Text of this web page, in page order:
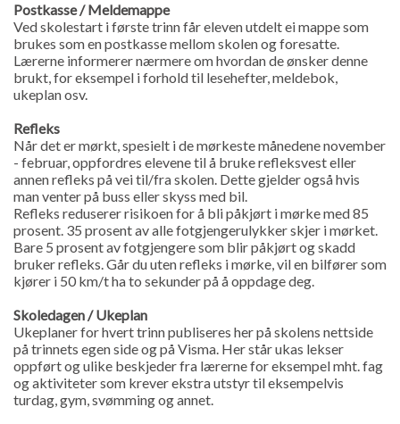
Postkasse / Meldemappe
Ved skolestart i første trinn får eleven utdelt ei mappe som
brukes som en postkasse mellom skolen og foresatte.
Lærerne informerer nærmere om hvordan de ønsker denne
brukt, for eksempel i forhold til lesehefter, meldebok,
ukeplan osv.
Refleks
Når det er mørkt, spesielt i de mørkeste månedene november
- februar, oppfordres elevene til å bruke refleksvest eller
annen refleks på vei til/fra skolen. Dette gjelder også hvis
man venter på buss eller skyss med bil.
Refleks reduserer risikoen for å bli påkjørt i mørke med 85
prosent. 35 prosent av alle fotgjengerulykker skjer i mørket.
Bare 5 prosent av fotgjengere som blir påkjørt og skadd
bruker refleks. Går du uten refleks i mørke, vil en bilfører som
kjører i 50 km/t ha to sekunder på å oppdage deg.
Skoledagen / Ukeplan
Ukeplaner for hvert trinn publiseres her på skolens nettside
på trinnets egen side og på Visma. Her står ukas lekser
oppført og ulike beskjeder fra lærerne for eksempel mht. fag
og aktiviteter som krever ekstra utstyr til eksempelvis
turdag, gym, svømming og annet.